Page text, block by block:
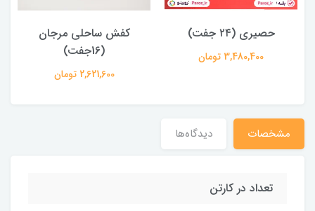
حصیری (۲۴ جفت)
3,480,400 تومان
کفش ساحلی مرجان
(16جفت)
2,621,600 تومان
مشخصات دیدگاه‌ها
تعداد در کارتن